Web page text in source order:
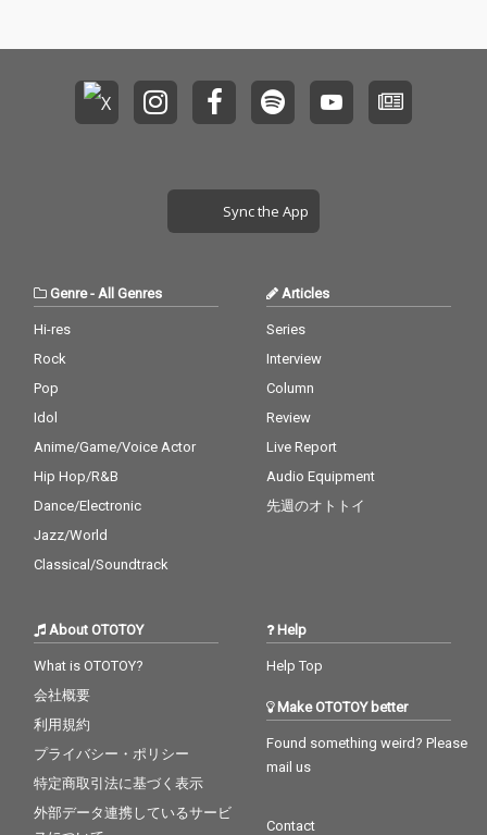
Sync the App
Genre- All Genres
Hi-res
Rock
Pop
Idol
Anime/Game/Voice Actor
Hip Hop/R&B
Dance/Electronic
Jazz/World
Classical/Soundtrack
Articles
Series
Interview
Column
Review
Live Report
Audio Equipment
先週のオトトイ
About OTOTOY
What is OTOTOY?
会社概要
利用規約
プライバシー・ポリシー
特定商取引法に基づく表示
外部データ連携しているサービ
Help
Help Top
Make OTOTOY better
Found something weird? Please
mail us
Contact